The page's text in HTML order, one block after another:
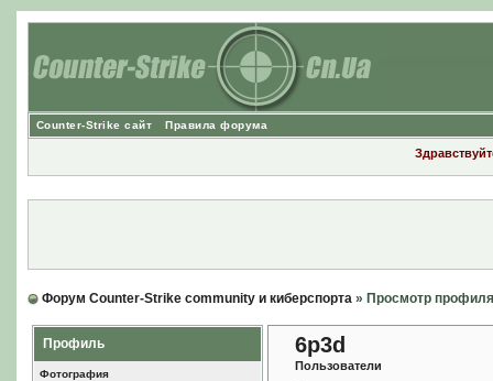
Counter-Strike сайт Правила форума
Форум Counter-Strike community и киберспорта» Просмотр профиля
Профиль
Фотография
6p3d
Пользователи